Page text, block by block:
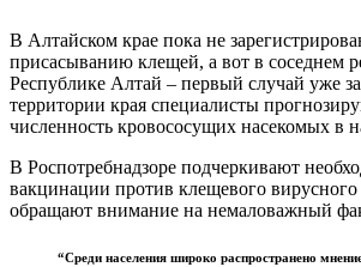
В Алтайском крае пока не
присасыванию клещей, а вот в соседнем
Республике Алтай – первый случай уже
территории края специалисты
численность кровососущих насекомых в
В Роспотребнадзоре подчеркивают
вакцинации против клещевого
обращают внимание на немаловажный
“Среди населения широко распространено